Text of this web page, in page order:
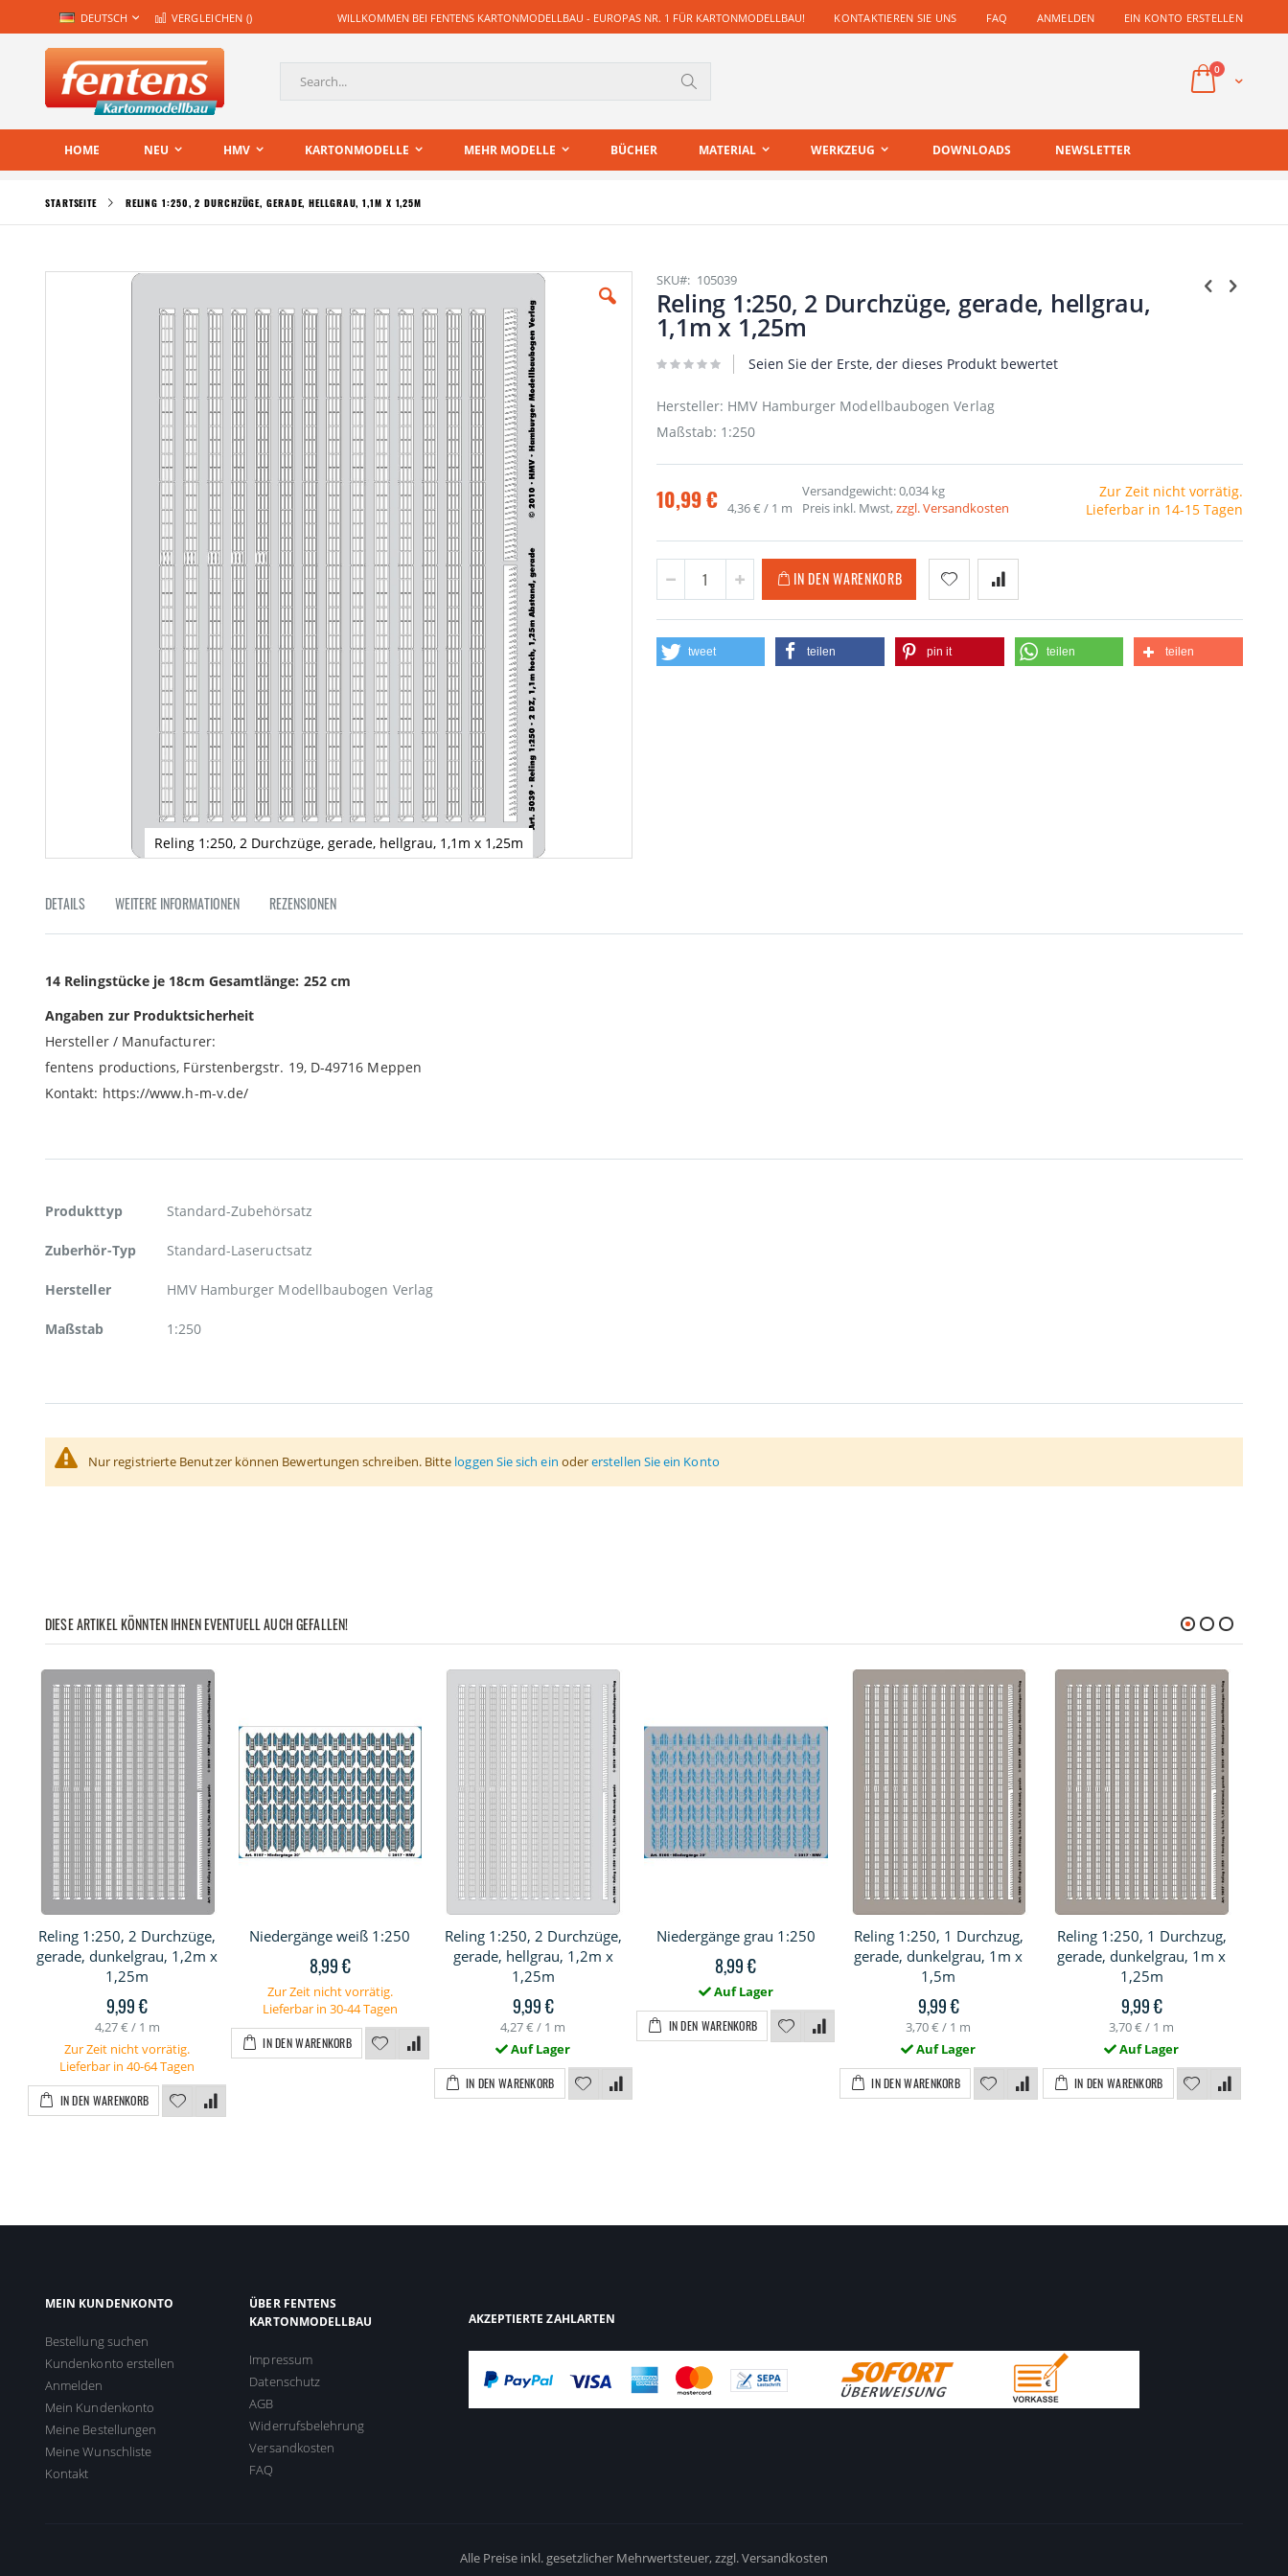
Zum
Inhalt
springen
SPRACHEDEUTSCH WILLKOMMEN BEI FENTENS KARTONMODELLBAU - EUROPAS NR. 1 FÜR KARTONMODELLBAU! KONTAKTIEREN SIE UNS
VERGLEICHEN () FAQ ANMELDEN EIN KONTO ERSTELLEN
Cart
0Artikel
HOME NEU HMV KARTONMODELLE MEHR MODELLE BÜCHER MATERIAL WERKZEUG DOWNLOADS NEWSLETTER
STARTSEITE RELING 1:250, 2 DURCHZÜGE, GERADE, HELLGRAU, 1,1M X 1,25M
Reling 1:250, 2 Durchzüge, gerade, hellgrau, 1,1m x 1,25m
der
springen
SKU 105039
Reling 1:250, 2 Durchzüge, gerade, hellgrau,
1,1m x 1,25m
Seien Sie der Erste, der dieses Produkt bewertet
Hersteller: HMV Hamburger Modellbaubogen Verlag
Maßstab: 1:250
10,99 € 4,36 € / 1 m
Versandgewicht: 0,034 kg
Preis inkl. Mwst,zzgl. Versandkosten
Zur Zeit nicht vorrätig.
Lieferbar in 14-15 Tagen
IN DEN WARENKORB
tweet teilen pin it teilen teilen
DETAILS WEITERE INFORMATIONEN REZENSIONEN
14 Relingstücke je 18cm Gesamtlänge: 252 cm
Angaben zur Produktsicherheit
Hersteller / Manufacturer:
fentens productions, Fürstenbergstr. 19, D-49716 Meppen
Kontakt: https://www.h-m-v.de/
Weitere
Produkttyp Standard-Zubehörsatz
Zuberhör-Typ Standard-Laseructsatz
Hersteller HMV Hamburger Modellbaubogen Verlag
Maßstab 1:250
Nur registrierte Benutzer können Bewertungen schreiben. Bitte loggen Sie sich ein odererstellen Sie ein Konto
DIESE ARTIKEL KÖNNTEN IHNEN EVENTUELL AUCH GEFALLEN!
Reling 1:250, 2 Durchzüge,
gerade, dunkelgrau, 1,2m x
1,25m
9,99 €
4,27 € / 1 m
Zur Zeit nicht vorrätig.
Lieferbar in 40-64 Tagen
IN DEN WARENKORB
Niedergänge weiß 1:250
8,99 €
Zur Zeit nicht vorrätig.
Lieferbar in 30-44 Tagen
IN DEN WARENKORB
Reling 1:250, 2 Durchzüge,
gerade, hellgrau, 1,2m x
1,25m
9,99 €
4,27 € / 1 m
Auf Lager
IN DEN WARENKORB
Niedergänge grau 1:250
8,99 €
Auf Lager
IN DEN WARENKORB
Reling 1:250, 1 Durchzug,
gerade, dunkelgrau, 1m x
1,5m
9,99 €
3,70 € / 1 m
Auf Lager
IN DEN WARENKORB
Reling 1:250, 1 Durchzug,
gerade, dunkelgrau, 1m x
1,25m
9,99 €
3,70 € / 1 m
Auf Lager
IN DEN WARENKORB
MEIN KUNDENKONTO
Bestellung suchen
Kundenkonto erstellen
Anmelden
Mein Kundenkonto
Meine Bestellungen
Meine Wunschliste
Kontakt
ÜBER FENTENS
KARTONMODELLBAU
Impressum
Datenschutz
AGB
Widerrufsbelehrung
Versandkosten
FAQ
AKZEPTIERTE ZAHLARTEN
Alle Preise inkl. gesetzlicher Mehrwertsteuer,zzgl. Versandkosten